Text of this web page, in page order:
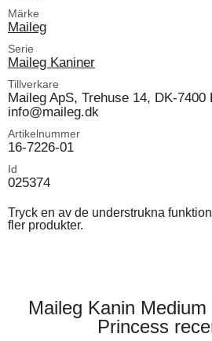
Märke
Maileg
Serie
Maileg Kaniner
Tillverkare
Maileg ApS, Trehuse 14, DK-7400
info@maileg.dk
Artikelnummer
16-7226-01
Id
025374
Tryck en av de understrukna
fler produkter.
Maileg Kanin
Princess